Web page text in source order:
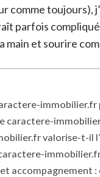
comme toujours),
parfois
main et sourire
caractere-
valorise-t-il
accompagnement